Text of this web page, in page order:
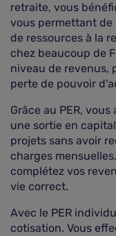
retraite, vous
vous permettant de
de ressources à la
chez beaucoup de
niveau de revenus,
perte de pouvoir
Grâce au PER,
une sortie en
projets sans avoir
charges
complétez vos
vie correct.
Avec le PER
cotisation. Vous